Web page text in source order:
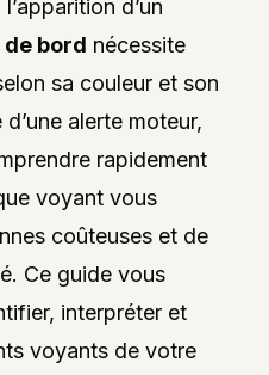
d’un
bord nécessite
sa couleur et son
d’une alerte moteur,
rapidement
voyant vous
coûteuses et de
Ce guide vous
interpréter et
voyants de votre